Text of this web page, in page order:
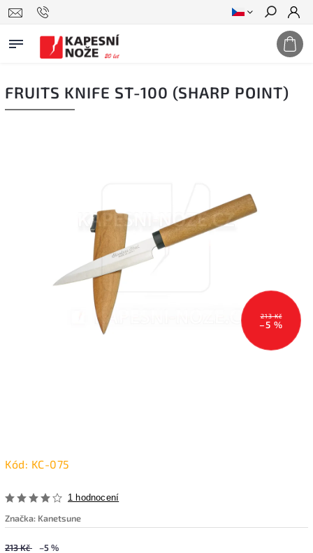
Hledat
FRUITS KNIFE ST-100 (SHARP POINT)
213 Kč
–5 %
Kód: KC-075
1 hodnocení
Značka: Kanetsune
213 Kč –5 %